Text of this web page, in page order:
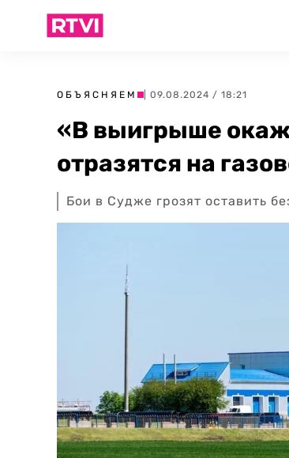
ОБЪЯСНЯЕМ | 09.08.2024 / 18:21
«В выигрыше
отразятся на
Бои в Судже грозят оставить